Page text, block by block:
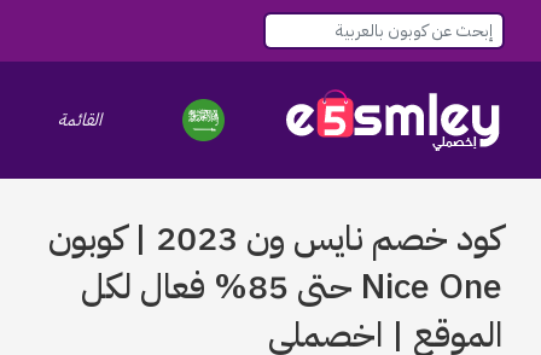
navigation
القائمة
كود خصم نايس ون 2023 | كوبون
Nice One حتى 85% فعال لكل
الموقع | اخصملي